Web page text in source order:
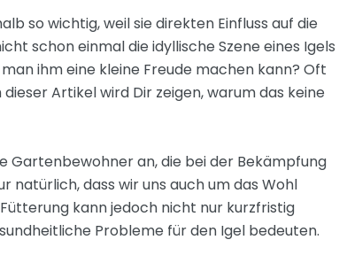
so wichtig, weil sie direkten Einfluss auf die
schon einmal die idyllische Szene eines Igels
ihm eine kleine Freude machen kann? Oft
Artikel wird Dir zeigen, warum das keine
Gartenbewohner an, die bei der Bekämpfung
natürlich, dass wir uns auch um das Wohl
kann jedoch nicht nur kurzfristig
Probleme für den Igel bedeuten.